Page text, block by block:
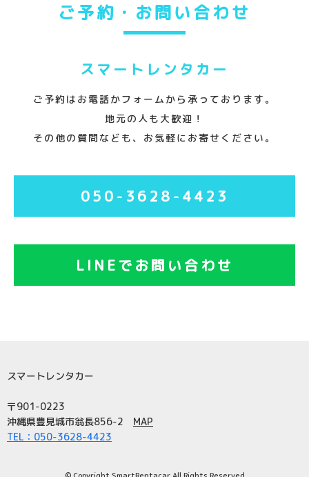
ご予約・お問い合わせ
スマートレンタカー
ご予約はお電話かフォームから承っております。
地元の人も大歓迎！
その他の質問なども、お気軽にお寄せください。
050-3628-4423
LINEでお問い合わせ
スマートレンタカー
〒901-0223
沖縄県豊見城市翁長856-2
MAP
TEL：050-3628-4423